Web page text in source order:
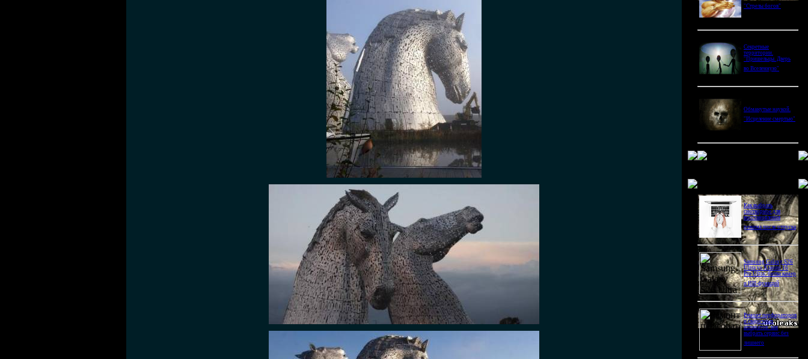
"Стрелы богов"
Секретные
территории.
"Пришельцы. Дверь
во Вселенную"
Обманутые наукой.
"Исцеление смертью"
Как выбрать
снотворное для
восстановления
режима после отпуска
Samsung Galaxy S26
Ultra vs Xiaomi 16
Pro Ultra: битва камер
и ИИ-функций
Ремонт перфораторов
и сварочных
аппаратов: как
выбрать сервис без
лишнего